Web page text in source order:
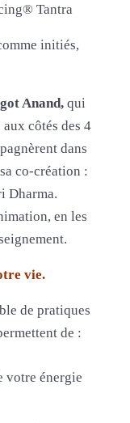
Tantra
initiés,
Anand, qui
côtés des 4
dans
co-création :
Dharma.
en les
vie.
de pratiques
de :
votre énergie